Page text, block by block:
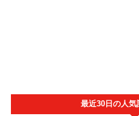
最近30日の人